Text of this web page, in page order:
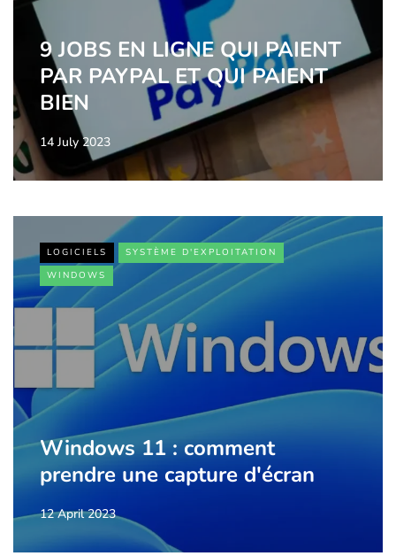
9 JOBS EN LIGNE QUI PAIENT
PAR PAYPAL ET QUI PAIENT
BIEN
14 July 2023
LOGICIELS
SYSTÈME D'EXPLOITATION
WINDOWS
Windows 11 : comment
prendre une capture d'écran
12 April 2023